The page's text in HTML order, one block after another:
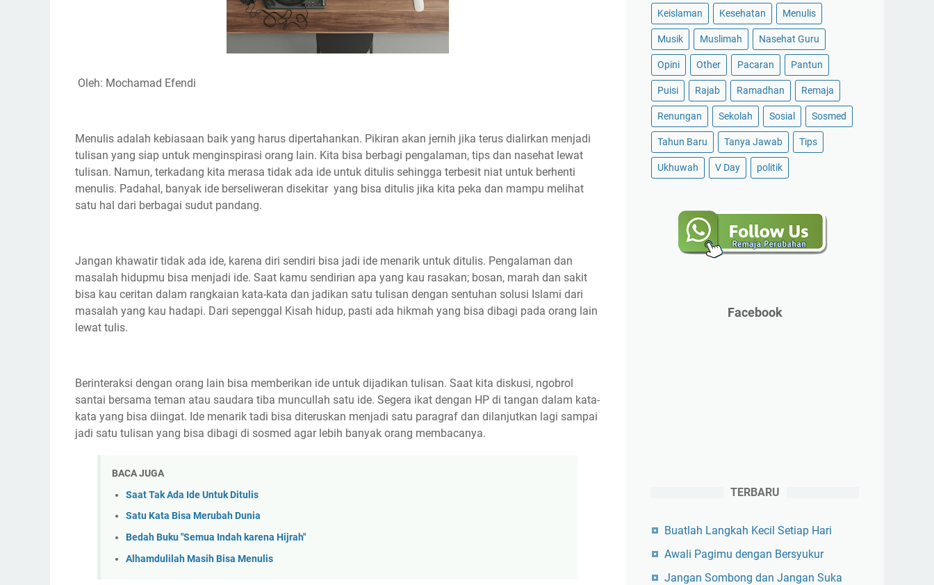
Oleh: Mochamad Efendi
Menulis adalah kebiasaan baik yang harus dipertahankan. Pikiran akan jernih jika terus dialirkan menjadi
tulisan yang siap untuk menginspirasi orang lain. Kita bisa berbagi pengalaman, tips dan nasehat lewat
tulisan. Namun, terkadang kita merasa tidak ada ide untuk ditulis sehingga terbesit niat untuk berhenti
menulis. Padahal, banyak ide berseliweran disekitar yang bisa ditulis jika kita peka dan mampu melihat
satu hal dari berbagai sudut pandang.
Jangan khawatir tidak ada ide, karena diri sendiri bisa jadi ide menarik untuk ditulis. Pengalaman dan
masalah hidupmu bisa menjadi ide. Saat kamu sendirian apa yang kau rasakan; bosan, marah dan sakit
bisa kau ceritan dalam rangkaian kata-kata dan jadikan satu tulisan dengan sentuhan solusi Islami dari
masalah yang kau hadapi. Dari sepenggal Kisah hidup, pasti ada hikmah yang bisa dibagi pada orang lain
lewat tulis.
Berinteraksi dengan orang lain bisa memberikan ide untuk dijadikan tulisan. Saat kita diskusi, ngobrol
santai bersama teman atau saudara tiba muncullah satu ide. Segera ikat dengan HP di tangan dalam kata-
kata yang bisa diingat. Ide menarik tadi bisa diteruskan menjadi satu paragraf dan dilanjutkan lagi sampai
jadi satu tulisan yang bisa dibagi di sosmed agar lebih banyak orang membacanya.
BACA JUGA
Saat Tak Ada Ide Untuk Ditulis
Satu Kata Bisa Merubah Dunia
Bedah Buku "Semua Indah karena Hijrah"
Alhamdulilah Masih Bisa Menulis
Keislaman Kesehatan Menulis
Musik Muslimah Nasehat Guru
Opini Other Pacaran Pantun
Puisi Rajab Ramadhan Remaja
Renungan Sekolah Sosial Sosmed
Tahun Baru Tanya Jawab Tips
Ukhuwah V Day politik
Facebook
TERBARU
Buatlah Langkah Kecil Setiap Hari
Awali Pagimu dengan Bersyukur
Jangan Sombong dan Jangan Suka